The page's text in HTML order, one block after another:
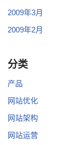
2009年3月
2009年2月
分类
产品
网站优化
网站架构
网站运营